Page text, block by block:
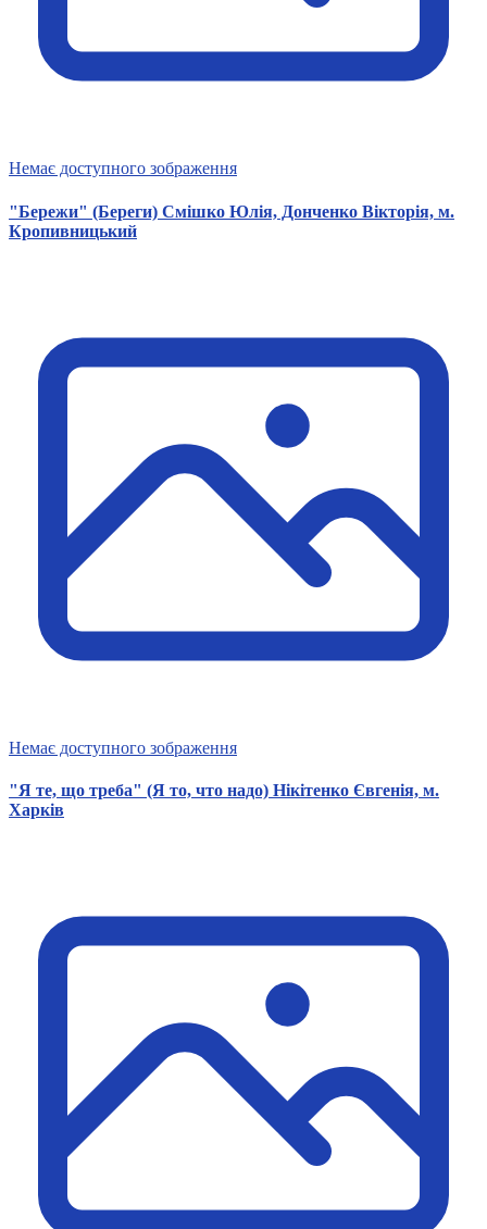
Немає доступного зображення
"Бережи" (Береги) Смішко Юлія, Донченко Вікторія, м.
Кропивницький
Немає доступного зображення
"Я те, що треба" (Я то, что надо) Нікітенко Євгенія, м.
Харків